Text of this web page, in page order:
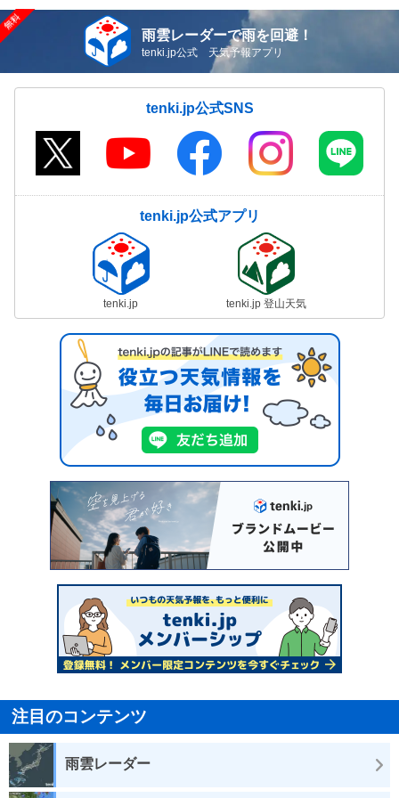
雨雲レーダーで雨を回避！
tenki.jp公式 天気予報アプリ
tenki.jp公式SNS
tenki.jp公式アプリ
tenki.jp tenki.jp 登山天気
注目のコンテンツ
雨雲レーダー